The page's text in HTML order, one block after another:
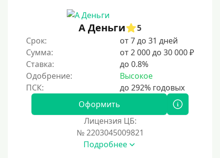
А Деньги
5
Срок:
от 7 до 31 дней
Сумма:
от 2 000 до 30 000 ₽
Ставка:
до 0.8%
Одобрение:
Высокое
Оформить
Лицензия ЦБ:
№ 2203045009821
Подробнее